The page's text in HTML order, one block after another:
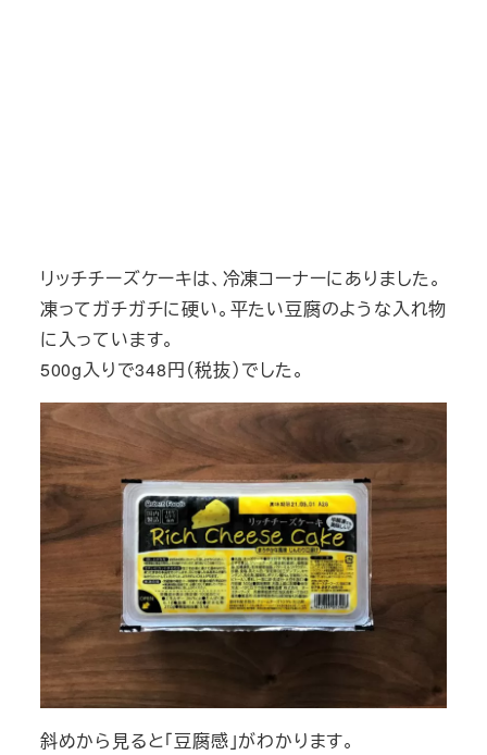
リッチチーズケーキは、冷凍コーナーにありました。
凍ってガチガチに硬い。平たい豆腐のような入れ物
に入っています。
500g入りで348円（税抜）でした。
斜めから見ると「豆腐感」がわかります。